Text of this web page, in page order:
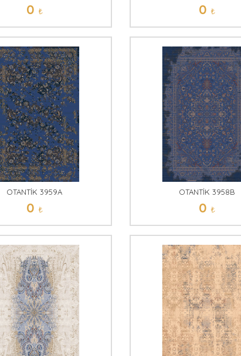
0 ₺ 0₺
OTANTİK 3959A
0 ₺
OTANTİK 3958B
0₺